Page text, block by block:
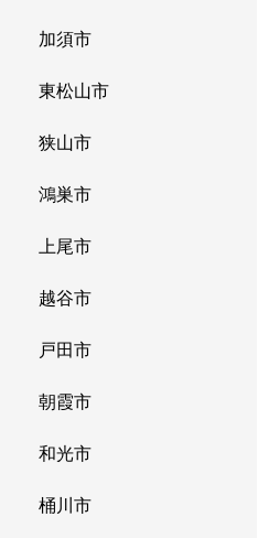
加須市
東松山市
狭山市
鴻巣市
上尾市
越谷市
戸田市
朝霞市
和光市
桶川市